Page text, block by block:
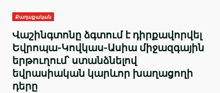
Քաղաքական
Վաշինգտոնը ձգտում է դիրքավորվել
Եվրոպա-Կովկաս-Ասիա միջազգային
երթուղում՝ ստանձնելով
եվրասիական կարևոր խաղացողի
դերը